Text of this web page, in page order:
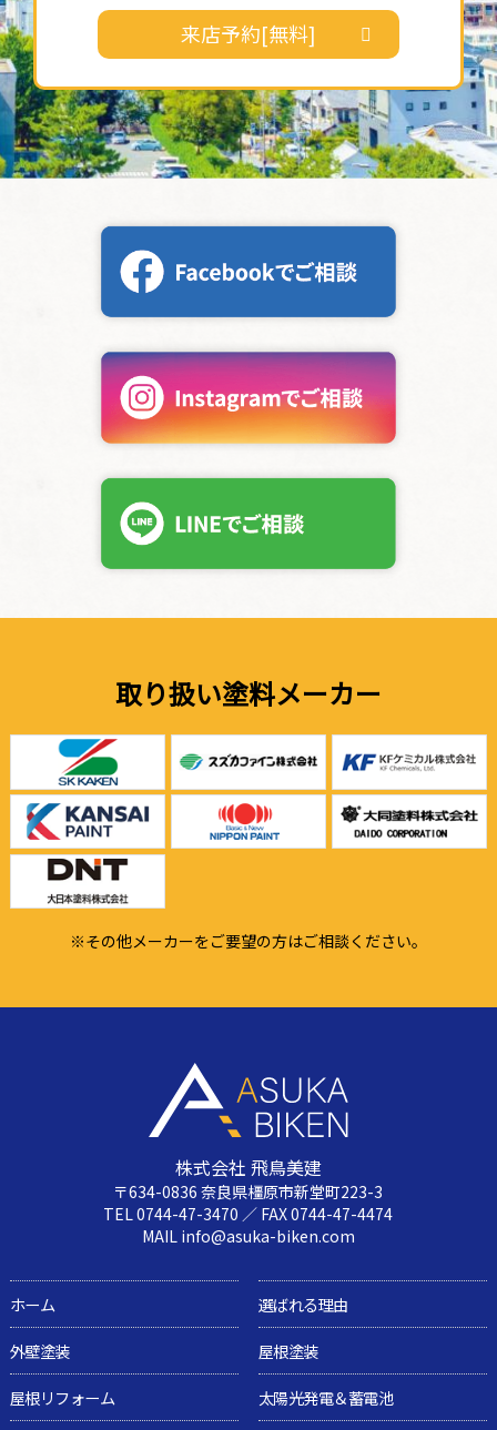
来店予約[無料]
取り扱い塗料メーカー
※その他メーカーをご要望の方はご相談ください。
株式会社 飛鳥美建
〒634-0836 奈良県橿原市新堂町223-3
TEL 0744-47-3470 ／ FAX 0744-47-4474
MAIL info@asuka-biken.com
ホーム
選ばれる理由
外壁塗装
屋根塗装
屋根リフォーム
太陽光発電＆蓄電池